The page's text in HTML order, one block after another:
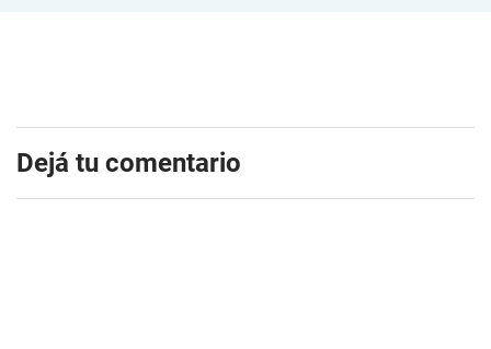
Dejá tu comentario